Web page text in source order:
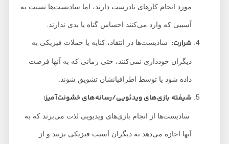
مورد انجام کارهای نادرست دارند، اما سادیست‌ها نسبت به
آسیبی که وارد می‌کنند احساس گناه یا بدی ندارند.
شرارت:سادیست‌ها در انتقاد، کنایه یا حملات فیزیکی به
دیگران خودداری نمی‌کنند، حتی زمانی که به آنها فرصت
داده شود یا توسط اطرافیانشان تشویق شوند.
شیفته بازی‌های ویدئویی/رسانه‌های خشونت‌آمیز:
سادیست‌ها از انجام بازی‌های ویدیویی لذت می‌برند که به
آنها اجازه می‌دهد به دیگران آسیب فیزیکی بزنند و از